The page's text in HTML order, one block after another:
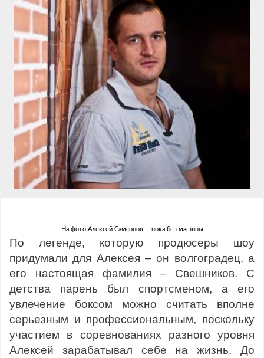
На фото Алексей Самсонов — пока без машины
По легенде, которую продюсеры шоу
придумали для Алексея – он волгоградец, а
его настоящая фамилия – Свешников. С
детства парень был спортсменом, а его
увлечение боксом можно считать вполне
серьезным и профессиональным, поскольку
участием в соревнованиях разного уровня
Алексей зарабатывал себе на жизнь. До